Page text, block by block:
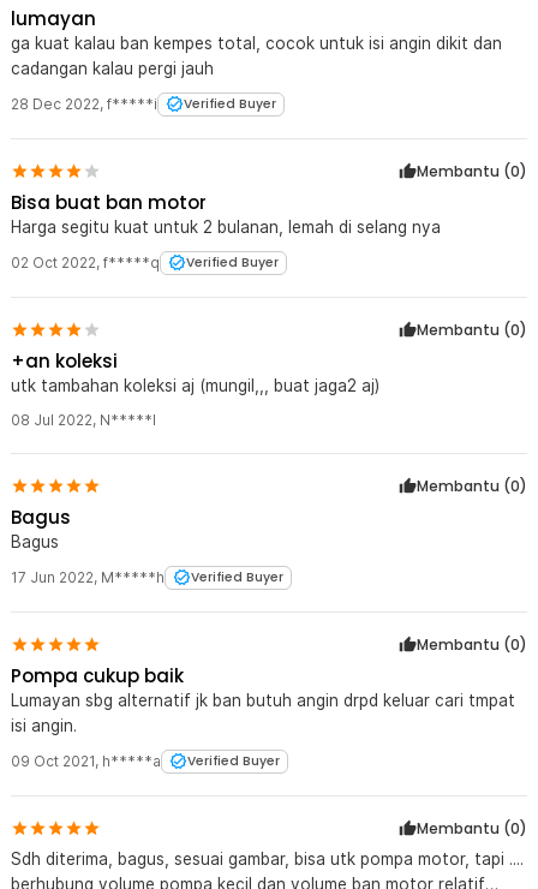
lumayan
ga kuat kalau ban kempes total, cocok untuk isi angin dikit dan
cadangan kalau pergi jauh
28 Dec 2022, f*****i Verified Buyer
Membantu (0)
Bisa buat ban motor
Harga segitu kuat untuk 2 bulanan, lemah di selang nya
02 Oct 2022, f*****q Verified Buyer
Membantu (0)
+an koleksi
utk tambahan koleksi aj (mungil,,, buat jaga2 aj)
08 Jul 2022, N*****I
Membantu (0)
Bagus
Bagus
17 Jun 2022, M*****h Verified Buyer
Membantu (0)
Pompa cukup baik
Lumayan sbg alternatif jk ban butuh angin drpd keluar cari tmpat
isi angin.
09 Oct 2021, h*****a Verified Buyer
Membantu (0)
Sdh diterima, bagus, sesuai gambar, bisa utk pompa motor, tapi ....
berhubung volume pompa kecil dan volume ban motor relatif